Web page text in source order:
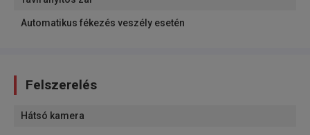
Automatikus fékezés veszély esetén
Felszerelés
Hátsó kamera